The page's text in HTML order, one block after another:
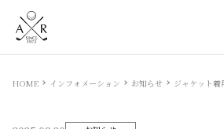
HOME インフォメーション お知らせ ジャケット着